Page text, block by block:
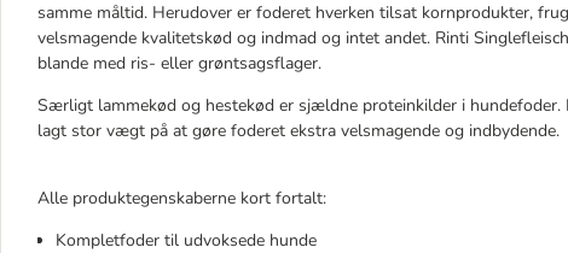
samme måltid. Herudover er foderet hverken tilsat kornprodukter,
velsmagende kvalitetskød og indmad og intet andet. Rinti
blande med ris- eller grøntsagsflager.
Særligt lammekød og hestekød er sjældne proteinkilder i
lagt stor vægt på at gøre foderet ekstra velsmagende og indbydende.
Alle produktegenskaberne kort fortalt:
Kompletfoder til udvoksede hunde